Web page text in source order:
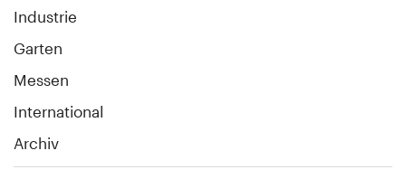
Industrie
Garten
Messen
International
Archiv